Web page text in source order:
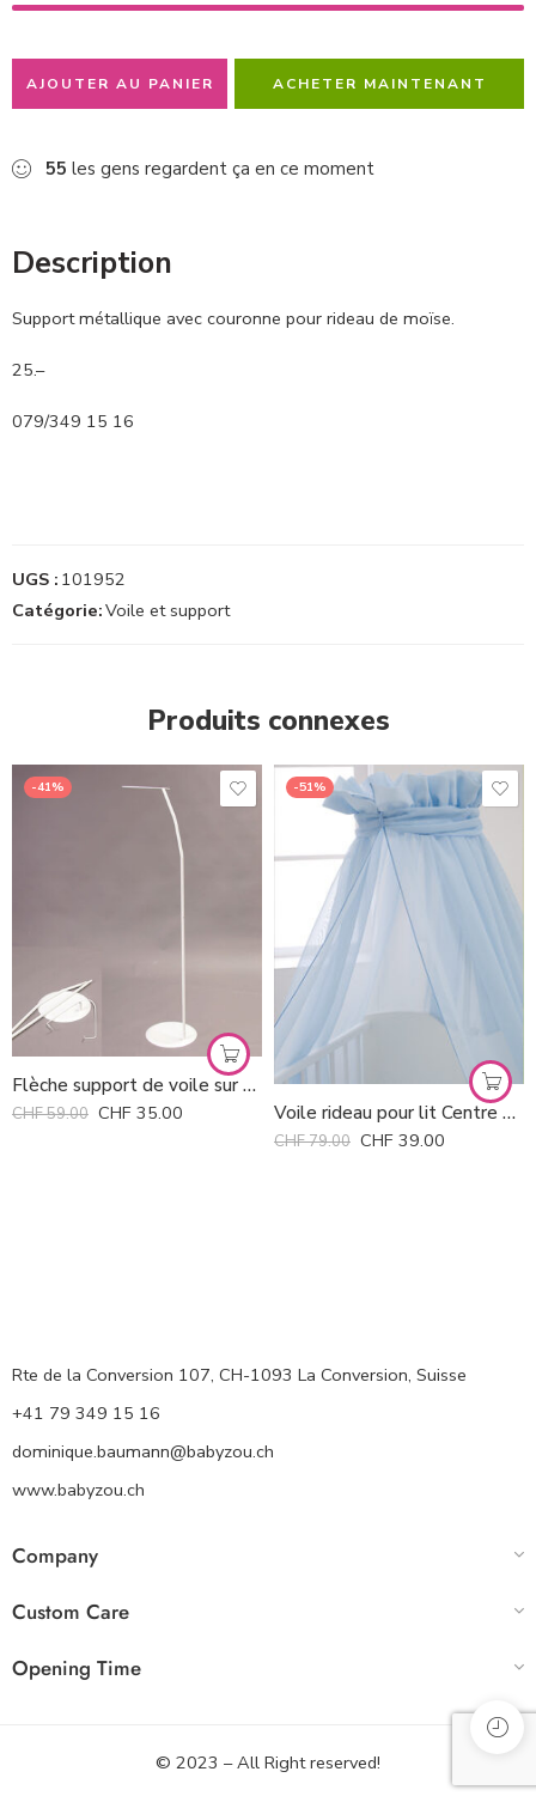
AJOUTER AU PANIER ACHETER MAINTENANT
55 les gens regardent ça en ce moment
Description
Support métallique avec couronne pour rideau de moïse.
25.–
079/349 15 16
UGS : 101952
Catégorie:Voile et support
Produits connexes
-41%
Flèche support de voile sur socle *
CHF59.00 CHF 35.00
-51%
Voile rideau pour lit Centre Art *
CHF79.00 CHF 39.00
Rte de la Conversion 107, CH-1093 La Conversion, Suisse
+41 79 349 15 16
dominique.baumann@babyzou.ch
www.babyzou.ch
Company
Custom Care
Opening Time
© 2023 – All Right reserved!